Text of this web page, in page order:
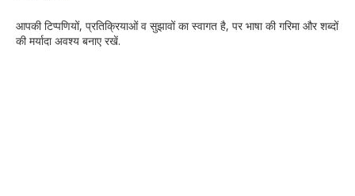
आपकी टिप्‍पणियों, प्रतिक्रियाओं व सुझावों का स्‍वागत है, पर भाषा की गरिमा और शब्‍दों
की मर्यादा अवश्‍य बनाए रखें.